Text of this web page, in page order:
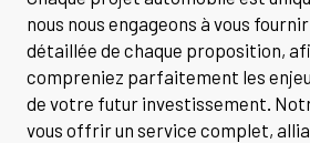
nous nous engageons à vous
détaillée de chaque proposition,
compreniez parfaitement les
de votre futur investissement.
vous offrir un service complet,